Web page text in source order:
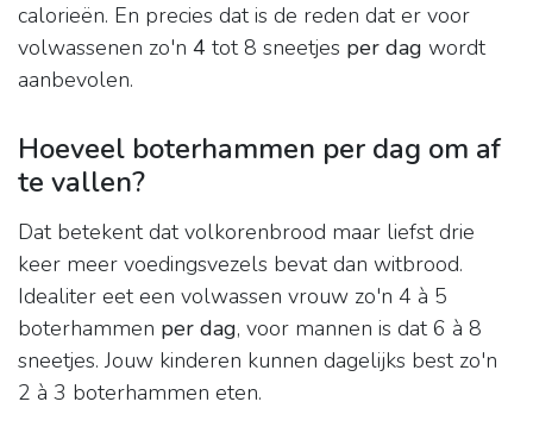
calorieën. En precies dat is de reden dat er voor
volwassenen zo'n 4 tot 8 sneetjes per dag wordt
aanbevolen.
Hoeveel boterhammen per dag om af
te vallen?
Dat betekent dat volkorenbrood maar liefst drie
keer meer voedingsvezels bevat dan witbrood.
Idealiter eet een volwassen vrouw zo'n 4 à 5
boterhammen per dag, voor mannen is dat 6 à 8
sneetjes. Jouw kinderen kunnen dagelijks best zo'n
2 à 3 boterhammen eten.